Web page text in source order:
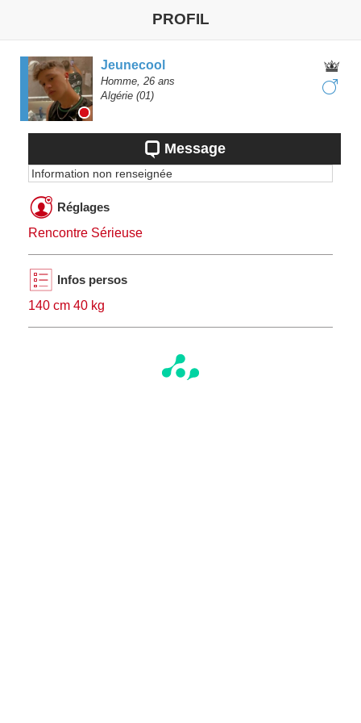
PROFIL
Jeunecool
Homme, 26 ans
Algérie (01)
Message
Information non renseignée
Réglages
Rencontre Sérieuse
Infos persos
140 cm 40 kg